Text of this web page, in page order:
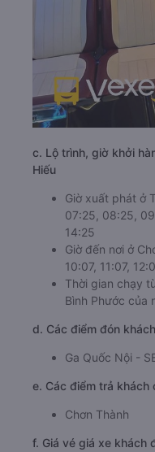
c. Lộ trình, giờ khởi
Hiếu
Giờ xuất phát ở
07:25, 08:25,
14:25
Giờ đến nơi ở
10:07, 11:07,
Thời gian chạy
Bình Phước của
d. Các điểm đón
Ga Quốc Nội -
e. Các điểm trả khách
Chơn Thành
f. Giá vé giá xe khách